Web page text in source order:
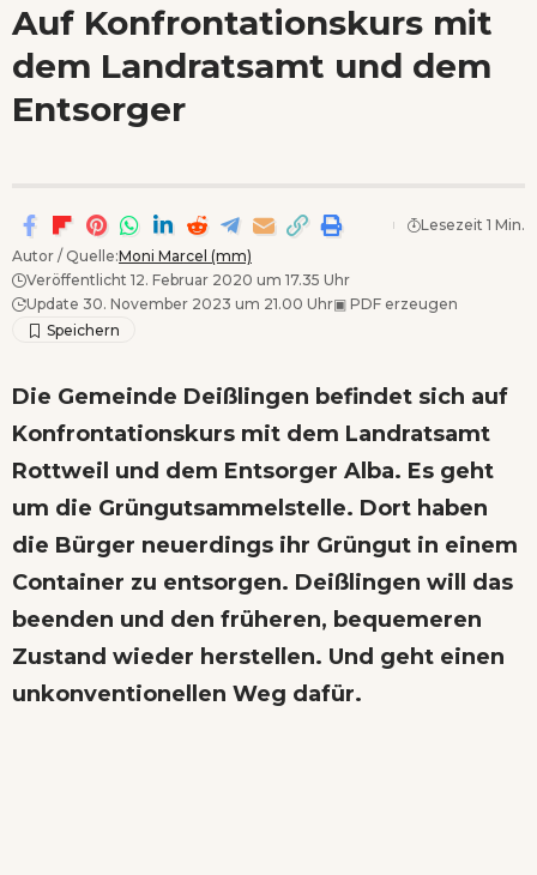
Auf Konfrontationskurs mit
dem Landratsamt und dem
Entsorger
Autor / Quelle:Moni Marcel (mm)
Veröffentlicht 12. Februar 2020 um 17.35 Uhr
Update 30. November 2023 um 21.00 Uhr▣ PDF erzeugen
Lesezeit 1 Min.
Die Gemeinde Deißlingen befindet sich auf
Konfrontationskurs mit dem Landratsamt
Rottweil und dem Entsorger Alba. Es geht
um die Grüngutsammelstelle. Dort haben
die Bürger neuerdings ihr Grüngut in einem
Container zu entsorgen. Deißlingen will das
beenden und den früheren, bequemeren
Zustand wieder herstellen. Und geht einen
unkonventionellen Weg dafür.